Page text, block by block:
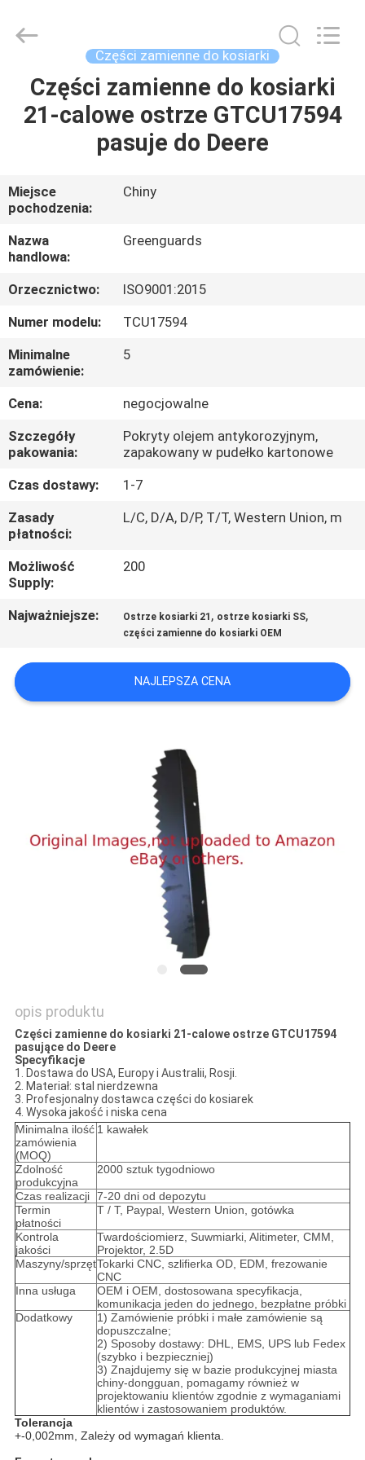
DOM
PRODUKTY
O
NAS
WYCIECZKA
PO
FABRYCE
KONTROLA
JAKOŚCI
SKONTAKTUJ
SIĘ
Z
NAMI
AKTUALNOŚCI
WYCENĘ
POLICY
Trading
Reserved.
Części zamienne do kosiarki
Części zamienne do kosiarki
21-calowe ostrze GTCU17594
pasuje do Deere
Miejsce
pochodzenia:
Chiny
Nazwa
handlowa:
Greenguards
Orzecznictwo:
ISO9001:2015
Numer modelu:
TCU17594
Minimalne
zamówienie:
5
Cena:
negocjowalne
Szczegóły
pakowania:
Pokryty olejem antykorozyjnym,
zapakowany w pudełko kartonowe
Czas dostawy:
1-7
Zasady
płatności:
L/C, D/A, D/P, T/T, Western Union, m
Możliwość
Supply:
200
Najważniejsze: Ostrze kosiarki 21 , ostrze kosiarki SS,
części zamienne do kosiarki OEM
NAJLEPSZA CENA
opis produktu
Części zamienne do kosiarki 21-calowe ostrze GTCU17594
pasujące do Deere
Specyfikacje
1. Dostawa do USA, Europy i Australii, Rosji.
2. Materiał: stal nierdzewna
3. Profesjonalny dostawca części do kosiarek
4. Wysoka jakość i niska cena
Minimalna ilość
zamówienia
(MOQ)
1 kawałek
Zdolność
produkcyjna
2000 sztuk tygodniowo
Czas realizacji 7-20 dni od depozytu
Termin
płatności
T / T, Paypal, Western Union, gotówka
Kontrola
jakości
Twardościomierz, Suwmiarki, Alitimeter, CMM,
Projektor, 2.5D
Maszyny/sprzętTokarki CNC, szlifierka OD, EDM, frezowanie
CNC
Inna usługa
OEM i OEM, dostosowana specyfikacja,
komunikacja jeden do jednego, bezpłatne próbki
Dodatkowy
1) Zamówienie próbki i małe zamówienie są
dopuszczalne;
2) Sposoby dostawy: DHL, EMS, UPS lub Fedex
(szybko i bezpieczniej)
3) Znajdujemy się w bazie produkcyjnej miasta
chiny-dongguan, pomagamy również w
projektowaniu klientów zgodnie z wymaganiami
klientów i zastosowaniem produktów.
Tolerancja
+-0,002mm, Zależy od wymagań klienta.